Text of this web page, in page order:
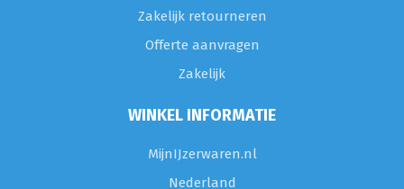
Zakelijk retourneren
Offerte aanvragen
Zakelijk
WINKEL INFORMATIE
MijnIJzerwaren.nl
Nederland